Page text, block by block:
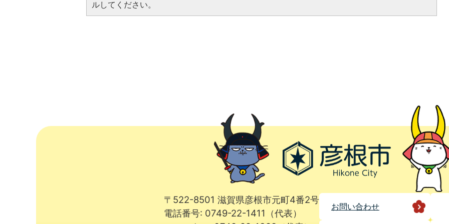
ルしてください。
〒522-8501 滋賀県彦根市元町4番2号
電話番号: 0749-22-1411（代表）
お問い合わせ